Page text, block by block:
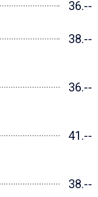
36.--
38.--
36.--
41.--
38.--